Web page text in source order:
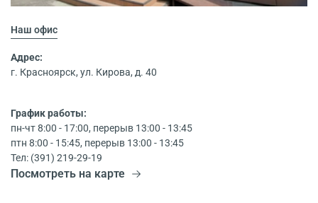
Наш офис
Адрес:
г. Красноярск, ул. Кирова, д. 40
График работы:
пн-чт 8:00 - 17:00, перерыв 13:00 - 13:45
птн 8:00 - 15:45, перерыв 13:00 - 13:45
Тел: (391) 219-29-19
Посмотреть на карте